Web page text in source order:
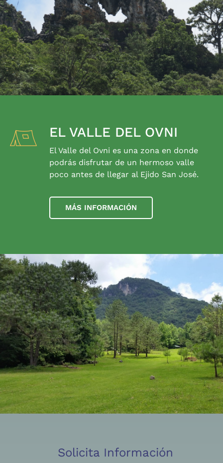
EL VALLE DEL OVNI
El Valle del Ovni es una zona en donde
podrás disfrutar de un hermoso valle
poco antes de llegar al Ejido San José.
MÁS INFORMACIÓN
Solicita Información